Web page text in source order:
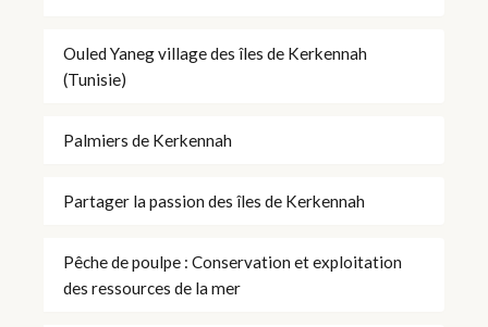
Ouled Yaneg village des îles de Kerkennah
(Tunisie)
Palmiers de Kerkennah
Partager la passion des îles de Kerkennah
Pêche de poulpe : Conservation et exploitation
des ressources de la mer